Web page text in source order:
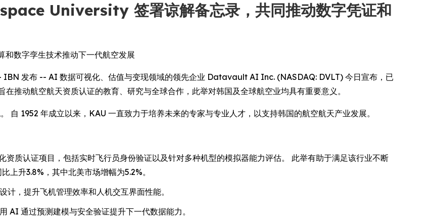
University 签署谅解备忘录，共同推动数字凭证和
和数字孪生技术推动下一代航空发展
发布 -- AI 数据可视化、估值与变现领域的领先企业 Datavault AI Inc. (NASDAQ: DVLT) 今日宣布，已
动航空航天资质认证的教育、研究与全球合作，此举对韩国及全球航空业均具有重要意义。
自 1952 年成立以来，KAU 一直致力于培养未来的专家与专业人才，以支持韩国的航空航天产业发展。
质认证项目，包括实时飞行员身份验证以及针对多种机型的模拟器能力评估。 此举有助于满足该行业不断
上升3.8%，其中北美市场增幅为5.2%。
，提升飞机管理效率和人机交互界面性能。
AI 通过预测建模与安全验证提升下一代数据能力。